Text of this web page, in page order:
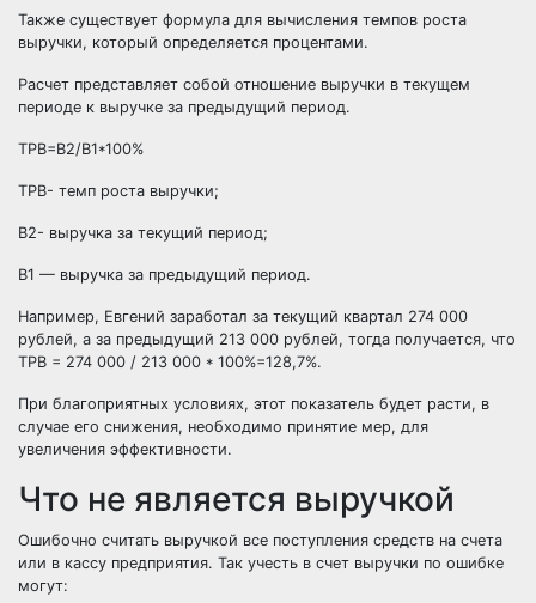
Также существует формула для вычисления темпов роста
выручки, который определяется процентами.
Расчет представляет собой отношение выручки в текущем
периоде к выручке за предыдущий период.
ТРВ=В2/В1*100%
ТРВ- темп роста выручки;
В2- выручка за текущий период;
В1 — выручка за предыдущий период.
Например, Евгений заработал за текущий квартал 274 000
рублей, а за предыдущий 213 000 рублей, тогда получается, что
ТРВ = 274 000 / 213 000 * 100%=128,7%.
При благоприятных условиях, этот показатель будет расти, в
случае его снижения, необходимо принятие мер, для
увеличения эффективности.
Что не является выручкой
Ошибочно считать выручкой все поступления средств на счета
или в кассу предприятия. Так учесть в счет выручки по ошибке
могут: